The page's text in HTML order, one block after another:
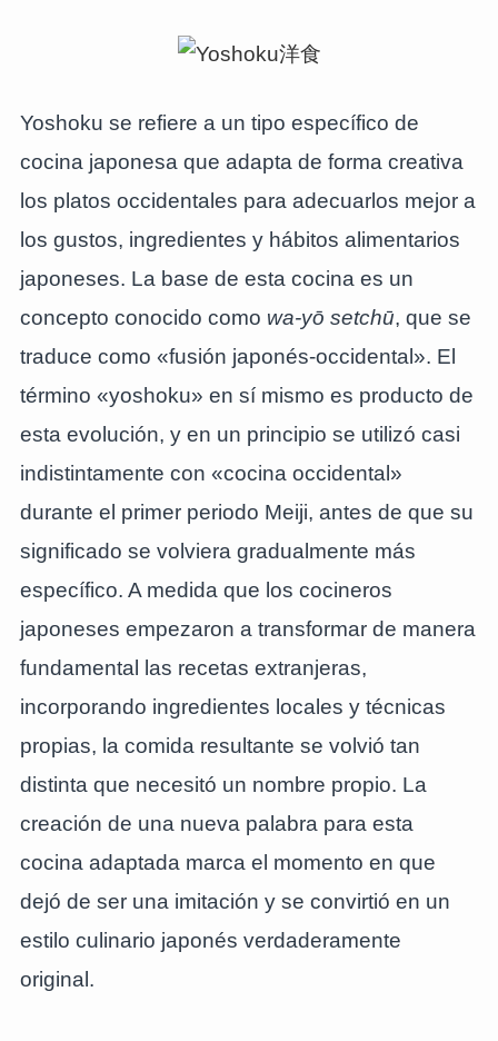
Yoshoku se refiere a un tipo específico de
cocina japonesa que adapta de forma creativa
los platos occidentales para adecuarlos mejor a
los gustos, ingredientes y hábitos alimentarios
japoneses. La base de esta cocina es un
concepto conocido como wa-yō setchū, que se
traduce como «fusión japonés-occidental». El
término «yoshoku» en sí mismo es producto de
esta evolución, y en un principio se utilizó casi
indistintamente con «cocina occidental»
durante el primer periodo Meiji, antes de que su
significado se volviera gradualmente más
específico. A medida que los cocineros
japoneses empezaron a transformar de manera
fundamental las recetas extranjeras,
incorporando ingredientes locales y técnicas
propias, la comida resultante se volvió tan
distinta que necesitó un nombre propio. La
creación de una nueva palabra para esta
cocina adaptada marca el momento en que
dejó de ser una imitación y se convirtió en un
estilo culinario japonés verdaderamente
original.